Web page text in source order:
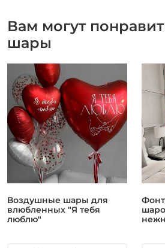
Вам могут
шары
Воздушные шары для
влюбленных "Я тебя
люблю"